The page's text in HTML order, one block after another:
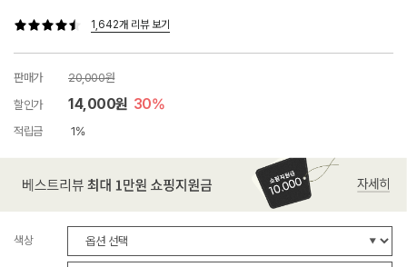
1,642개 리뷰 보기
판매가
20,000원
할인가
14,000원 30%
적립금 1%
색상